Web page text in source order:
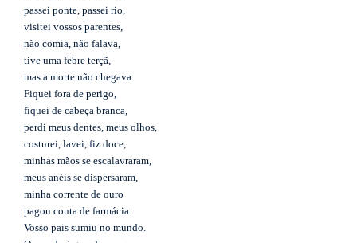
passei ponte, passei rio,
visitei vossos parentes,
não comia, não falava,
tive uma febre terçã,
mas a morte não chegava.
Fiquei fora de perigo,
fiquei de cabeça branca,
perdi meus dentes, meus olhos,
costurei, lavei, fiz doce,
minhas mãos se escalavraram,
meus anéis se dispersaram,
minha corrente de ouro
pagou conta de farmácia.
Vosso pais sumiu no mundo.